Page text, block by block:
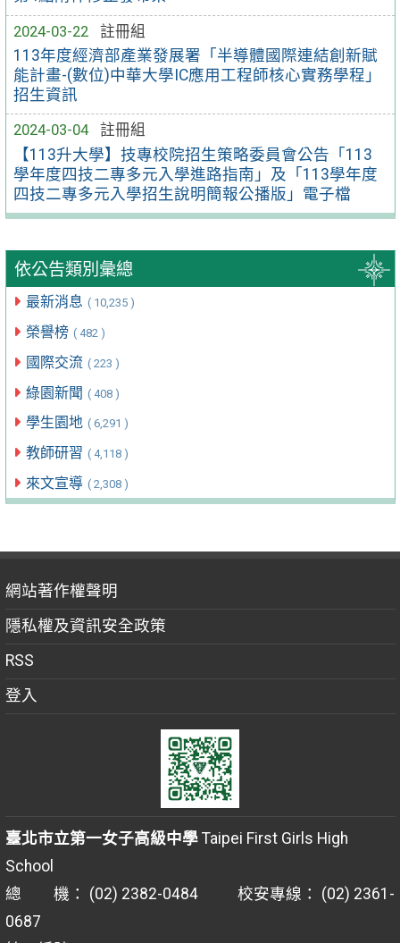
2024-03-22
註冊組
113年度經濟部產業發展署「半導體國際連結創新賦
能計畫-(數位)中華大學IC應用工程師核心實務學程」
招生資訊
2024-03-04
註冊組
【113升大學】技專校院招生策略委員會公告「113
學年度四技二專多元入學進路指南」及「113學年度
四技二專多元入學招生說明簡報公播版」電子檔
依公告類別彙總
最新消息 ( 10,235 )
榮譽榜 ( 482 )
國際交流 ( 223 )
綠園新聞 ( 408 )
學生園地 ( 6,291 )
教師研習 ( 4,118 )
來文宣導 ( 2,308 )
網站著作權聲明
隱私權及資訊安全政策
RSS
登入
臺北市立第一女子高級中學Taipei First Girls High
School
總 機： (02) 2382-0484 校安專線： (02) 2361-
0687